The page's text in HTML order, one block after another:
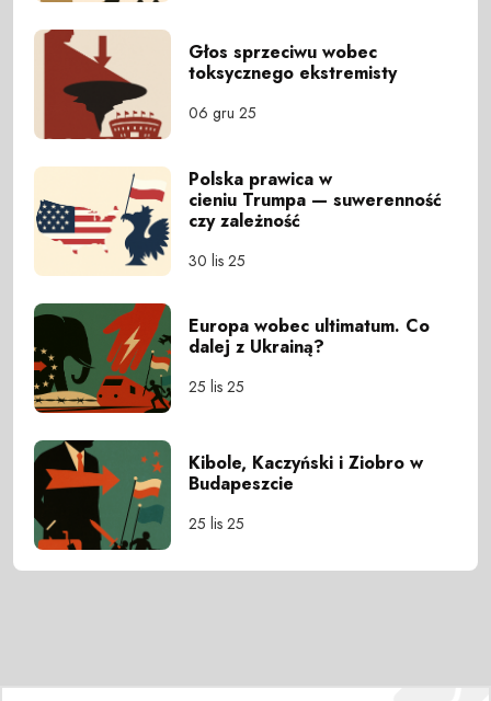
Głos sprzeciwu wobec
toksycznego ekstremisty
06 gru 25
Polska prawica w
cieniu Trumpa — suwerenność
czy zależność
30 lis 25
Europa wobec ultimatum. Co
dalej z Ukrainą?
25 lis 25
Kibole, Kaczyński i Ziobro w
Budapeszcie
25 lis 25